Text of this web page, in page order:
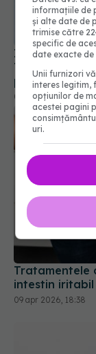
Injecțiile cu
Tratamentul
pancreasul
08 iul 2026, 15:44
Tratamentele
intestin iritabil
09 apr 2026, 18:38
informațiile de
și alte date de
trimise către
specific de
date exacte
Unii furnizori
interes legitim,
opțiunilor de
acestei pagini
uri.